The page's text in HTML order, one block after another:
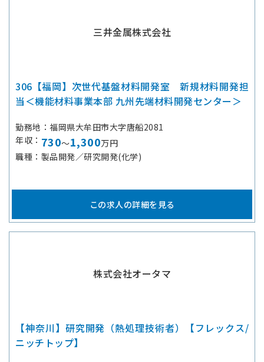
三井金属株式会社
306【福岡】次世代基盤材料開発室 新規材料開発担
当＜機能材料事業本部 九州先端材料開発センター＞
勤務地
福岡県大牟田市大字唐船2081
年収
730～1,300万円
職種
製品開発／研究開発(化学)
この求人の詳細を見る
株式会社オータマ
【神奈川】研究開発（熱処理技術者）【フレックス/
ニッチトップ】